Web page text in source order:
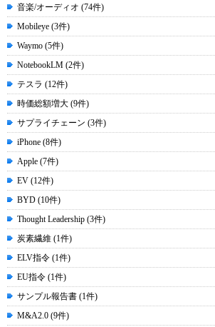
音楽/オーディオ (74件)
Mobileye (3件)
Waymo (5件)
NotebookLM (2件)
テスラ (12件)
時価総額増大 (9件)
サプライチェーン (3件)
iPhone (8件)
Apple (7件)
EV (12件)
BYD (10件)
Thought Leadership (3件)
炭素繊維 (1件)
ELV指令 (1件)
EU指令 (1件)
サンプル報告書 (1件)
M&A2.0 (9件)